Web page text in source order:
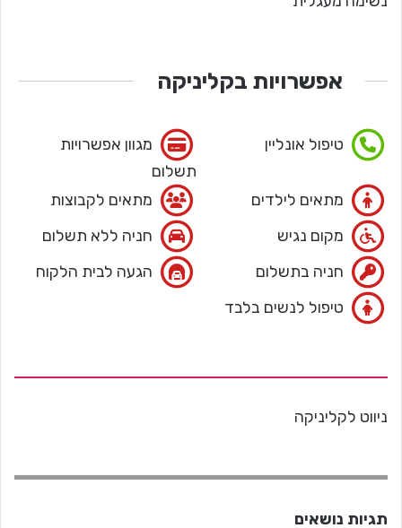
אפשרויות בקליניקה
טיפול אונליין
מגוון אפשרויות
תשלום
מתאים לילדים
מתאים לקבוצות
מקום נגיש
חניה ללא תשלום
חניה בתשלום
הגעה לבית הלקוח
טיפול לנשים בלבד
ניווט לקליניקה
תגיות נושאים